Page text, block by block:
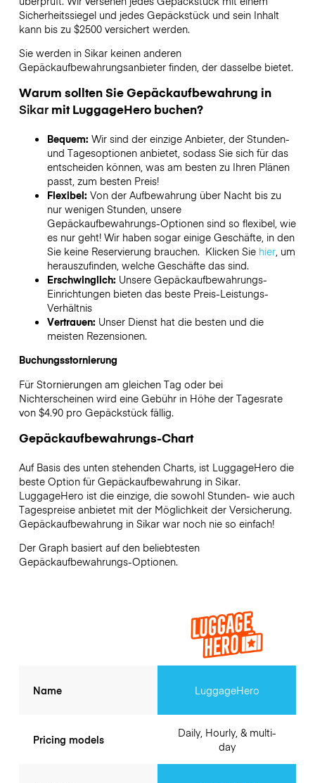
Sicherheitssiegel und jedes Gepäckstück und sein Inhalt
kann bis zu $2500versichert werden.
Sie werden in Sikarkeinen anderen
Gepäckaufbewahrungsanbieter finden, der dasselbe bietet.
Warum sollten Sie Gepäckaufbewahrung in
Sikarmit LuggageHero buchen?
Bequem: Wir sind der einzige Anbieter, der Stunden-
und Tagesoptionen anbietet, sodass Sie sich für das
entscheiden können, was am besten zu Ihren Plänen
passt, zum besten Preis!
Flexibel: Von der Aufbewahrung über Nacht bis zu
nur wenigen Stunden, unsere
Gepäckaufbewahrungs-Optionen sind so flexibel, wie
es nur geht! Wir haben sogar einige Geschäfte, in den
Sie keine Reservierung brauchen. Klicken Sie hier, um
herauszufinden, welche Geschäfte das sind.
Erschwinglich: Unsere Gepäckaufbewahrungs-
Einrichtungen bieten das beste Preis-Leistungs-
Verhältnis
Vertrauen: Unser Dienst hat die besten und die
meisten Rezensionen.
Buchungsstornierung
Für Stornierungen am gleichen Tag oder bei
Nichterscheinen wird eine Gebühr in Höhe der Tagesrate
von $4.90 pro Gepäckstück fällig.
Gepäckaufbewahrungs-Chart
Auf Basis des unten stehenden Charts, ist LuggageHero die
beste Option für Gepäckaufbewahrung in Sikar.
LuggageHero ist die einzige, die sowohl Stunden- wie auch
Tagespreise anbietet mit der Möglichkeit der Versicherung.
Gepäckaufbewahrung in Sikarwar noch nie so einfach!
Der Graph basiert auf den beliebtesten
Gepäckaufbewahrungs-Optionen.
Name
Pricing models
LuggageHero
Daily, Hourly, & multi-
day